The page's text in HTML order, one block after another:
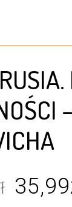
35,99